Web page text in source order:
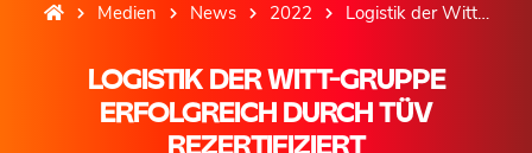
Medien News 2022 Logistik der Witt-Gruppe erfolgreich durch TÜV rezertifiziert
LOGISTIK DER WITT-GRUPPE
ERFOLGREICH DURCH TÜV